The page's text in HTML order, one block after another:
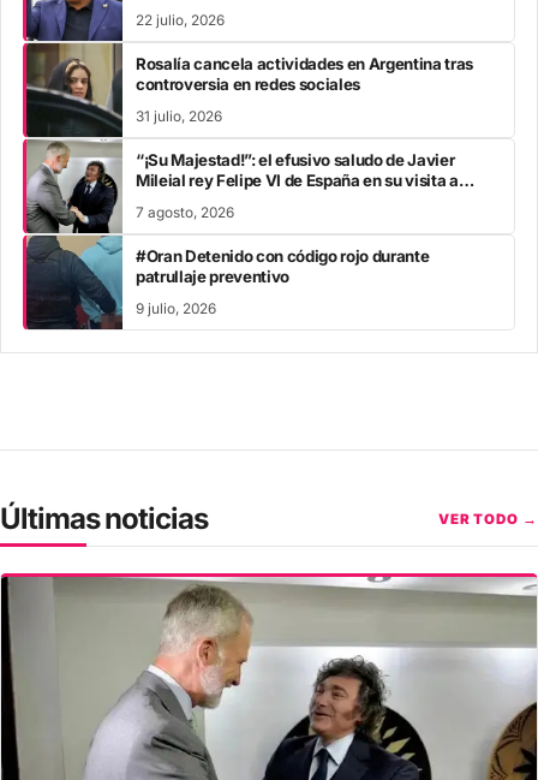
22 julio, 2026
Rosalía cancela actividades en Argentina tras
controversia en redes sociales
31 julio, 2026
“¡Su Majestad!”: el efusivo saludo de Javier
Mileial rey Felipe VI de España en su visita a
7 agosto, 2026
#Oran Detenido con código rojo durante
patrullaje preventivo
9 julio, 2026
Últimas noticias VER TODO →